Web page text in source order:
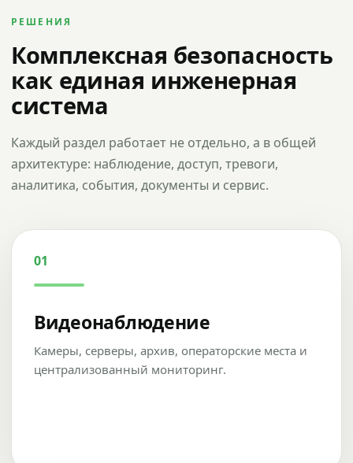
РЕШЕНИЯ
Комплексная безопасность
как единая инженерная
система
Каждый раздел работает не отдельно, а в общей
архитектуре: наблюдение, доступ, тревоги,
аналитика, события, документы и сервис.
01
Видеонаблюдение
Камеры, серверы, архив, операторские места и
централизованный мониторинг.